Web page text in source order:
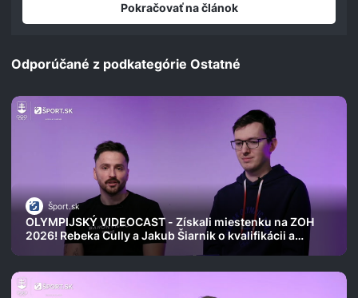
Pokračovať na článok
Odporúčané z podkategórie Ostatné
Šport.sk
OLYMPIJSKÝ VIDEOCAST - Získali miestenku na ZOH
2026! Rebeka Cully a Jakub Šiarnik o kvalifikácii a
súťažnom skialpinizme